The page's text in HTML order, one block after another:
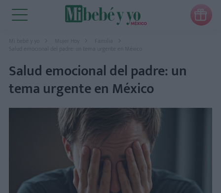

Mi bebé y yo Mujer Hoy
Familia
Salud emocional del padre: un tema urgente en México
Salud emocional del padre: un
tema urgente en México